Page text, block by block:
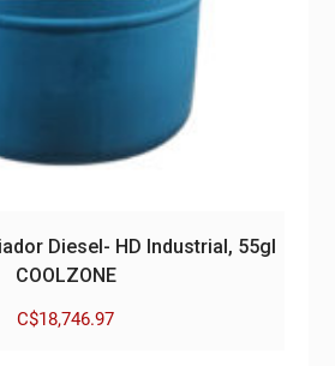
Diesel- HD Industrial, 55gl
COOLZONE
C$18,746.97